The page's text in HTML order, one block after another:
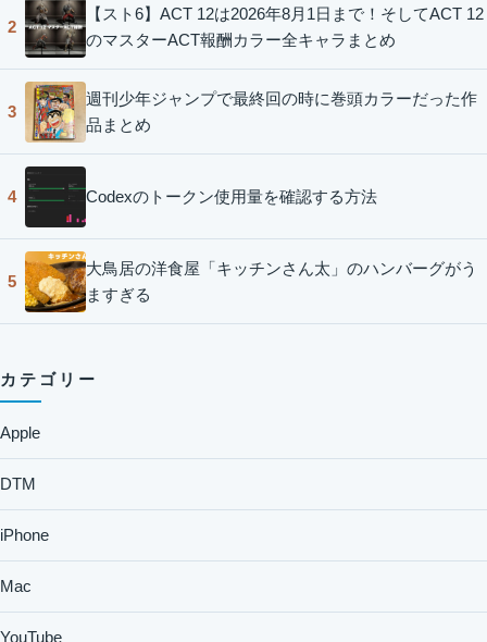
2
【スト6】ACT 12は2026年8月1日まで！そしてACT 12
のマスターACT報酬カラー全キャラまとめ
3
週刊少年ジャンプで最終回の時に巻頭カラーだった作
品まとめ
4 Codexのトークン使用量を確認する方法
5
大鳥居の洋食屋「キッチンさん太」のハンバーグがう
ますぎる
カテゴリー
Apple
DTM
iPhone
Mac
YouTube